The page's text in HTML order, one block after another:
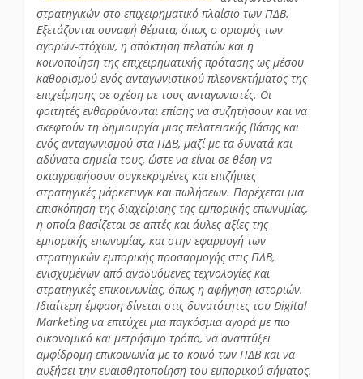
στρατηγικών στο επιχειρηματικό πλαίσιο των ΠΔΒ.
Εξετάζονται συναφή θέματα, όπως ο ορισμός των
αγορών-στόχων, η απόκτηση πελατών και η
κοινοποίηση της επιχειρηματικής πρότασης ως μέσου
καθορισμού ενός ανταγωνιστικού πλεονεκτήματος της
επιχείρησης σε σχέση με τους ανταγωνιστές. Οι
φοιτητές ενθαρρύνονται επίσης να συζητήσουν και να
σκεφτούν τη δημιουργία μιας πελατειακής βάσης και
ενός ανταγωνισμού στα ΠΔΒ, μαζί με τα δυνατά και
αδύνατα σημεία τους, ώστε να είναι σε θέση να
σκιαγραφήσουν συγκεκριμένες και επιζήμιες
στρατηγικές μάρκετινγκ και πωλήσεων. Παρέχεται μια
επισκόπηση της διαχείρισης της εμπορικής επωνυμίας,
η οποία βασίζεται σε απτές και άυλες αξίες της
εμπορικής επωνυμίας, και στην εφαρμογή των
στρατηγικών εμπορικής προσαρμογής στις ΠΔΒ,
ενισχυμένων από αναδυόμενες τεχνολογίες και
στρατηγικές επικοινωνίας, όπως η αφήγηση ιστοριών.
Ιδιαίτερη έμφαση δίνεται στις δυνατότητες του Digital
Marketing να επιτύχει μια παγκόσμια αγορά με πιο
οικονομικό και μετρήσιμο τρόπο, να αναπτύξει
αμφίδρομη επικοινωνία με το κοινό των ΠΔΒ και να
αυξήσει την ευαισθητοποίηση του εμπορικού σήματος.